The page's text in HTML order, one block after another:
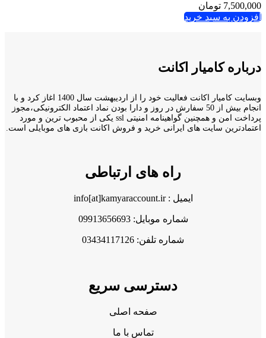
7,500,000 تومان
افزودن به سبد خرید
درباره کامیار اکانت
وبسایت کامیار اکانت فعالیت خود را از اردیبهشت سال 1400 اغاز کرد و با
انجام بیش از 50 سفارش در روز و دارا بودن نماد اعتماد الکترونیکی،مجوز
پرداخت امن و همچنین گواهینامه امنیتی ssl یکی از محبوب ترین و مورد
اعتمادترین سایت های ایرانی خرید و فروش اکانت بازی های موبایلی است.
راه های ارتباطی
ایمیل : info[at]kamyaraccount.ir
شماره موبایل: 09913656693
شماره تلفن: 03434117126
دسترسی سریع
صفحه اصلی
تماس با ما